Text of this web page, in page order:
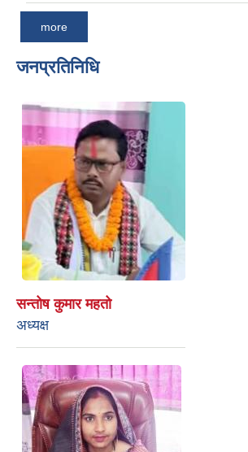
more
जनप्रतिनिधि
सन्तोष कुमार महतो
अध्यक्ष